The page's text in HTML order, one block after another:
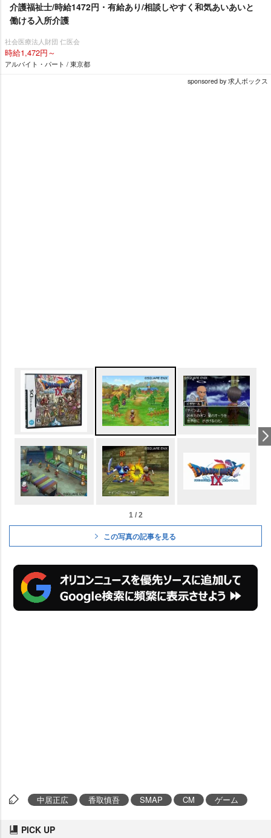
介護福祉士/時給1472円・有給あり/相談しやすく和気あいあいと
働ける入所介護
社会医療法人財団 仁医会
時給1,472円～
アルバイト・パート / 東京都
sponsored by 求人ボックス
1 / 2
この写真の記事を見る
中居正広 香取慎吾 SMAP CM ゲーム
PICK UP